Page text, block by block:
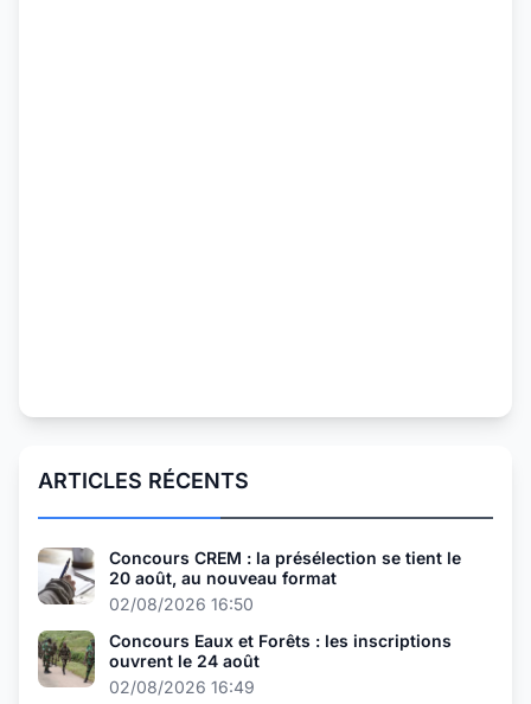
ARTICLES RÉCENTS
Concours CREM : la présélection se tient le
20 août, au nouveau format
02/08/2026 16:50
Concours Eaux et Forêts : les inscriptions
ouvrent le 24 août
02/08/2026 16:49